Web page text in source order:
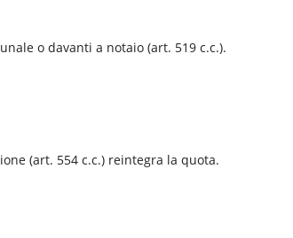
o davanti a notaio (art. 519 c.c.).
(art. 554 c.c.) reintegra la quota.